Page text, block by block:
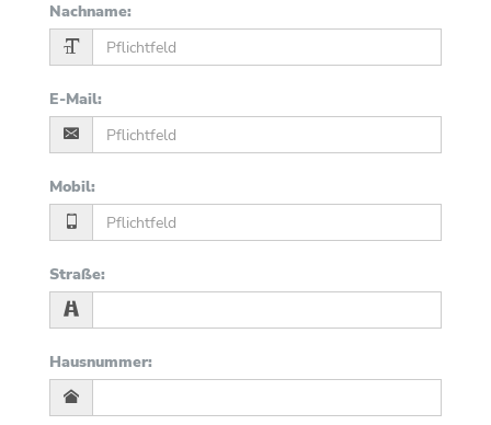
Nachname:
E-Mail:
Mobil:
Straße:
Hausnummer: